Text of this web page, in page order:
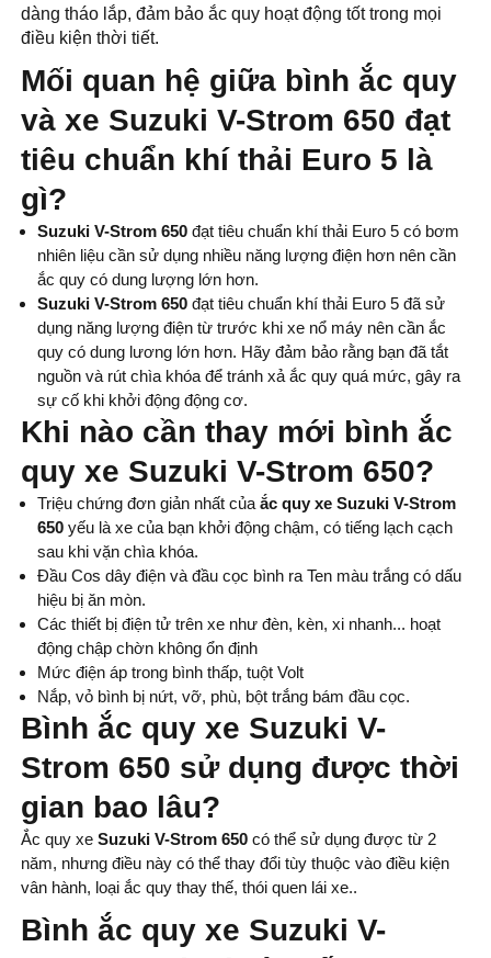
dàng tháo lắp, đảm bảo ắc quy hoạt động tốt trong mọi
điều kiện thời tiết.
Mối quan hệ giữa bình ắc quy
và xe Suzuki V-Strom 650 đạt
tiêu chuẩn khí thải Euro 5 là
gì?
Suzuki V-Strom 650 đạt tiêu chuẩn khí thải Euro 5 có bơm
nhiên liệu cần sử dụng nhiều năng lượng điện hơn nên cần
ắc quy có dung lượng lớn hơn.
Suzuki V-Strom 650 đạt tiêu chuẩn khí thải Euro 5 đã sử
dụng năng lượng điện từ trước khi xe nổ máy nên cần ắc
quy có dung lương lớn hơn. Hãy đảm bảo rằng bạn đã tắt
nguồn và rút chìa khóa để tránh xả ắc quy quá mức, gây ra
sự cố khi khởi động động cơ.
Khi nào cần thay mới bình ắc
quy xe Suzuki V-Strom 650?
Triệu chứng đơn giản nhất của ắc quy xe Suzuki V-Strom
650 yếu là xe của bạn khởi động chậm, có tiếng lạch cạch
sau khi vặn chìa khóa.
Đầu Cos dây điện và đầu cọc bình ra Ten màu trắng có dấu
hiệu bị ăn mòn.
Các thiết bị điện tử trên xe như đèn, kèn, xi nhanh... hoạt
động chập chờn không ổn định
Mức điện áp trong bình thấp, tuột Volt
Nắp, vỏ bình bị nứt, vỡ, phù, bột trắng bám đầu cọc.
Bình ắc quy xe Suzuki V-
Strom 650 sử dụng được thời
gian bao lâu?
Ắc quy xe Suzuki V-Strom 650 có thể sử dụng được từ 2
năm, nhưng điều này có thể thay đổi tùy thuộc vào điều kiện
vân hành, loại ắc quy thay thế, thói quen lái xe..
Bình ắc quy xe Suzuki V-